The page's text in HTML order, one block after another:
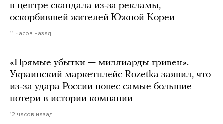
в центре скандала из-за рекламы,
оскорбившей жителей Южной Кореи
11 часов назад
«Прямые убытки — миллиарды гривен».
Украинский маркетплейс Rozetka заявил, что
из-за удара России понес самые большие
потери в истории компании
12 часов назад